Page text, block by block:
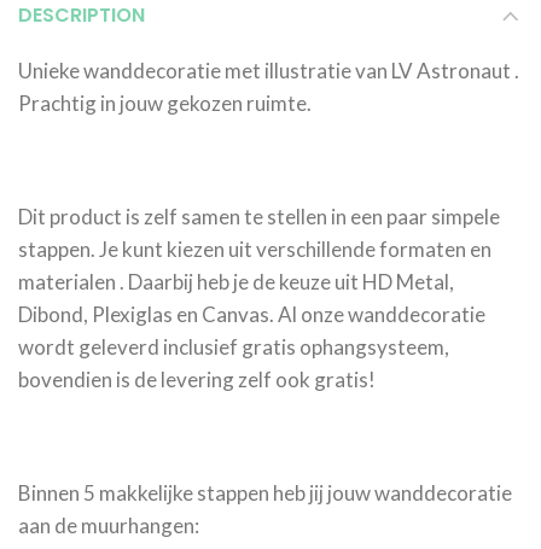
DESCRIPTION
Unieke wanddecoratie met illustratie van LV Astronaut .
Prachtig in jouw gekozen ruimte.
Dit product is zelf samen te stellen in een paar simpele
stappen. Je kunt kiezen uit verschillende formaten en
materialen . Daarbij heb je de keuze uit HD Metal,
Dibond, Plexiglas en Canvas. Al onze wanddecoratie
wordt geleverd inclusief gratis ophangsysteem,
bovendien is de levering zelf ook gratis!
Binnen 5 makkelijke stappen heb jij jouw wanddecoratie
aan de muurhangen: